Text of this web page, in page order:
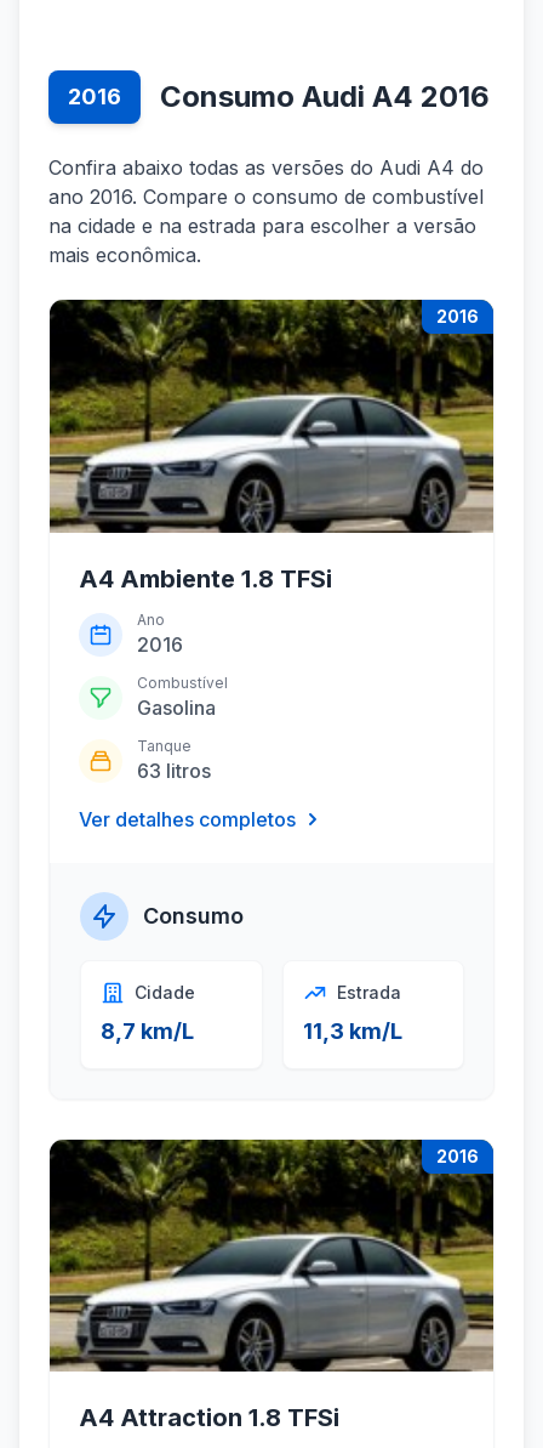
2016 Consumo Audi A4 2016
Confira abaixo todas as versões do Audi A4 do
ano 2016. Compare o consumo de combustível
na cidade e na estrada para escolher a versão
mais econômica.
2016
A4 Ambiente 1.8 TFSi
Ano
2016
Combustível
Gasolina
Tanque
63 litros
Ver detalhes completos
Consumo
Cidade
8,7 km/L
Estrada
11,3 km/L
2016
A4 Attraction 1.8 TFSi